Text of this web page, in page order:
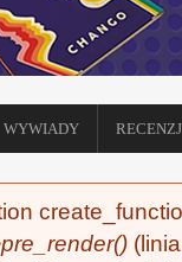
WYWIADY